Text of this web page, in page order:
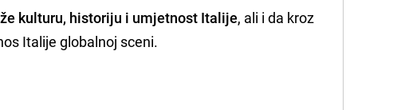
kulturu, historiju i umjetnost Italije, ali i da kroz
Italije globalnoj sceni.